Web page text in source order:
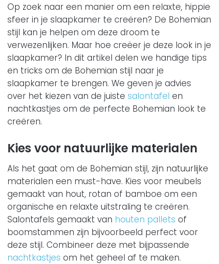
Op zoek naar een manier om een relaxte, hippie
sfeer in je slaapkamer te creëren? De Bohemian
stijl kan je helpen om deze droom te
verwezenlijken. Maar hoe creëer je deze look in je
slaapkamer? In dit artikel delen we handige tips
en tricks om de Bohemian stijl naar je
slaapkamer te brengen. We geven je advies
over het kiezen van de juiste salontafel en
nachtkastjes om de perfecte Bohemian look te
creëren.
Kies voor natuurlijke materialen
Als het gaat om de Bohemian stijl, zijn natuurlijke
materialen een must-have. Kies voor meubels
gemaakt van hout, rotan of bamboe om een
organische en relaxte uitstraling te creëren.
Salontafels gemaakt van houten pallets of
boomstammen zijn bijvoorbeeld perfect voor
deze stijl. Combineer deze met bijpassende
nachtkastjes om het geheel af te maken.